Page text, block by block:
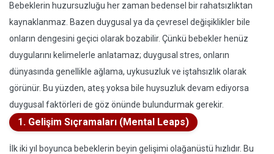
Bebeklerin huzursuzluğu her zaman bedensel bir rahatsızlıktan
kaynaklanmaz. Bazen duygusal ya da çevresel değişiklikler bile
onların dengesini geçici olarak bozabilir. Çünkü bebekler henüz
duygularını kelimelerle anlatamaz; duygusal stres, onların
dünyasında genellikle ağlama, uykusuzluk ve iştahsızlık olarak
görünür. Bu yüzden, ateş yoksa bile huysuzluk devam ediyorsa
duygusal faktörleri de göz önünde bulundurmak gerekir.
1. Gelişim Sıçramaları (Mental Leaps)
İlk iki yıl boyunca bebeklerin beyin gelişimi olağanüstü hızlıdır. Bu